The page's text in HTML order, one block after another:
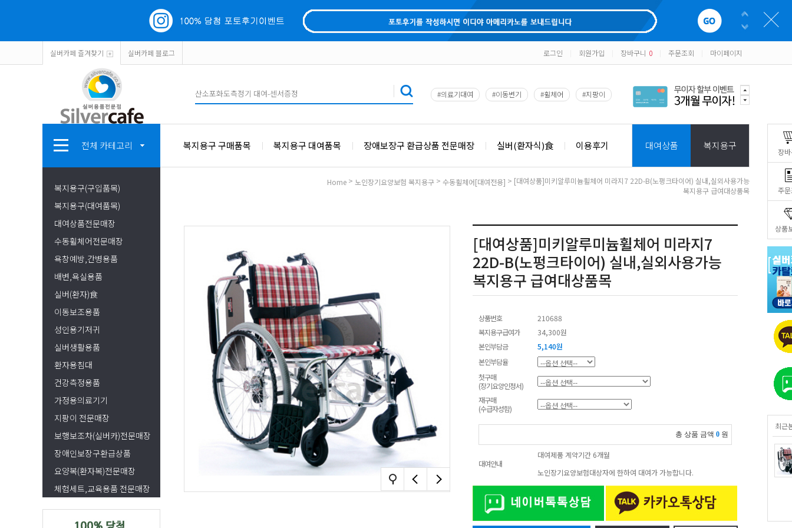
장
주
상품
최근
실버카페 즐겨찾기 실버카페 블로그 로그인 회원가입 장바구니 0 주문조회 마이페이지
#의료기대여 #이동변기 #휠체어 #지팡이
전체 카테고리 복지용구 구매품목 복지용구 대여품목 장애보장구 환급상품 전문매장 실버(환자식)食 이용후기 대여상품 복지용구
복지용구(구입품목)
복지용구(대여품목)
대여상품전문매장
수동휠체어전문매장
욕창예방,간병용품
배변,욕실용품
실버(환자)食
이동보조용품
성인용기저귀
실버생활용품
환자용침대
건강측정용품
가정용의료기기
지팡이 전문매장
보행보조차(실버카)전문매장
장애인보장구환급상품
요양복(환자복)전문매장
체험세트,교육용품 전문매장
Home > 노인장기요양보험 복지용구 > 수동휠체어[대여전용] > [대여상품]미키알루미늄휠체어 미라지7 22D-B(노펑크타이어) 실내,실외사용가능
복지용구 급여대상품목
[대여상품]미키알루미늄휠체어 미라지7
22D-B(노펑크타이어) 실내,실외사용가능
복지용구 급여대상품목
상품번호
210688
복지용구급여가
34,300원
본인부담금
5,140원
본인부담율
첫구매
(장기요양인정서)
재구매
(수급자성함)
총 상품 금액 0 원
대여안내
대여제품 계약기간 6개월
노인장기요양보험대상자에 한하여 대여가 가능합니다.